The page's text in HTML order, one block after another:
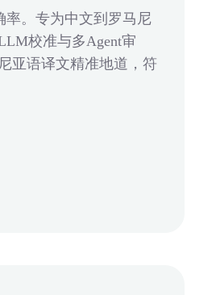
率。专为中文到罗马尼
校准与多Agent审
亚语译文精准地道，符